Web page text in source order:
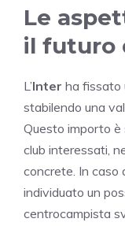
Le
il futuro
L’Inter ha fissato
stabilendo una
Questo importo è
club interessati,
concrete. In caso
individuato un
centrocampista